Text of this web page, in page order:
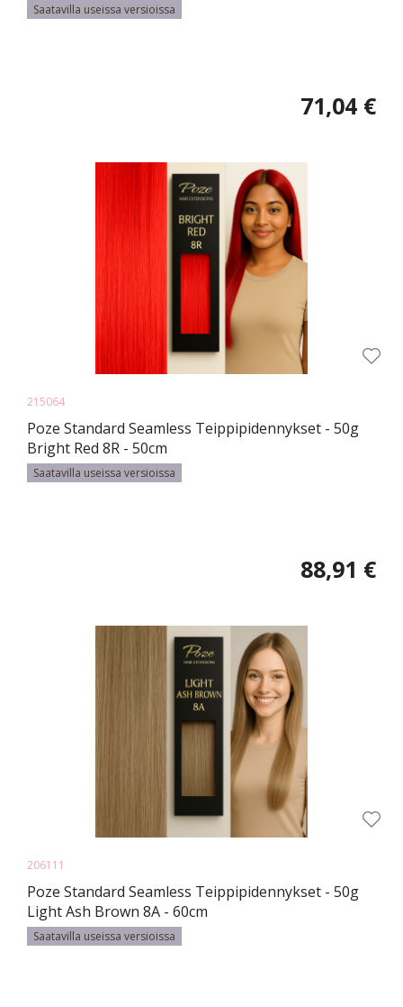
Saatavilla useissa versioissa
71,04 €
215064
Poze Standard Seamless Teippipidennykset - 50g
Bright Red 8R - 50cm
Saatavilla useissa versioissa
88,91 €
206111
Poze Standard Seamless Teippipidennykset - 50g
Light Ash Brown 8A - 60cm
Saatavilla useissa versioissa